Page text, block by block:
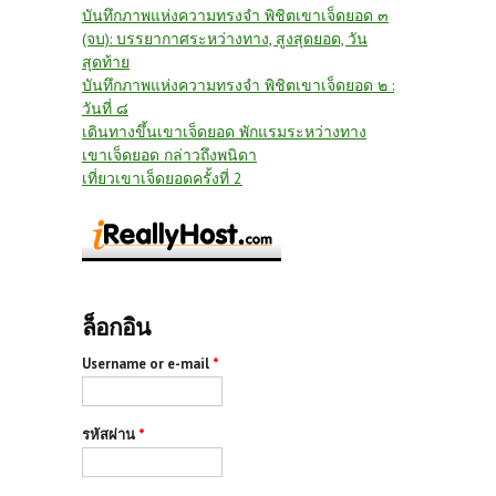
บันทึกภาพแห่งความทรงจำ พิชิตเขาเจ็ดยอด ๓
(จบ): บรรยากาศระหว่างทาง, สูงสุดยอด, วัน
สุดท้าย
บันทึกภาพแห่งความทรงจำ พิชิตเขาเจ็ดยอด ๒ :
วันที่ ๘
เดินทางขึ้นเขาเจ็ดยอด พักแรมระหว่างทาง
เขาเจ็ดยอด กล่าวถึงพนิดา
เที่ยวเขาเจ็ดยอดครั้งที่ 2
ล็อกอิน
Username or e-mail *
รหัสผ่าน *